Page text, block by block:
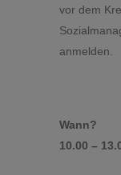
vor dem
anmelden.
Wann?
10.00 –